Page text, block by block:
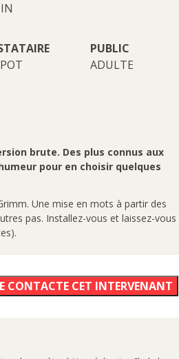
PUBLIC
ADULTE
brute. Des plus connus aux
pour en choisir quelques
Une mise en mots à partir des
pas. Installez-vous et laissez-vous
CONTACTE CET INTERVENANT